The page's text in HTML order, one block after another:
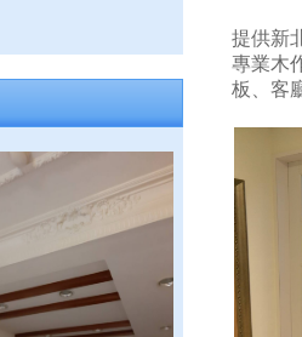
提供新
專業木
板、客